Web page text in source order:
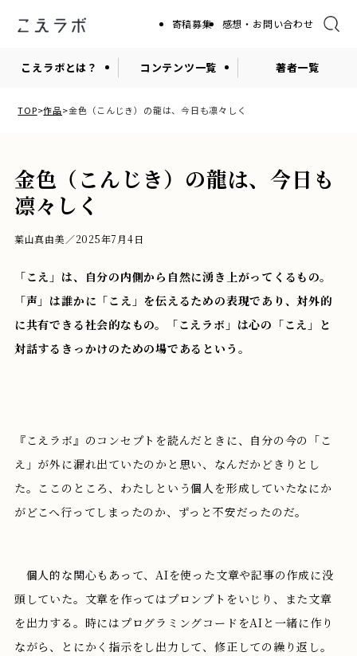
寄稿募集 感想・お問い合わせ
こえラボとは？ コンテンツ一覧 著者一覧
TOP 作品 金色（こんじき）の龍は、今日も凛々しく
金色（こんじき）の龍は、今日も
凛々しく
葉山真由美／2025年7月4日
「こえ」は、自分の内側から自然に湧き上がってくるもの。
「声」は誰かに「こえ」を伝えるための表現であり、対外的
に共有できる社会的なもの。「こえラボ」は心の「こえ」と
対話するきっかけのための場であるという。
『こえラボ』のコンセプトを読んだときに、自分の今の「こ
え」が外に漏れ出ていたのかと思い、なんだかどきりとし
た。ここのところ、わたしという個人を形成していたなにか
がどこへ行ってしまったのか、ずっと不安だったのだ。
個人的な関心もあって、AIを使った文章や記事の作成に没
頭していた。文章を作ってはプロンプトをいじり、また文章
を出力する。時にはプログラミングコードをAIと一緒に作り
ながら、とにかく指示をし出力して、修正しての繰り返し。